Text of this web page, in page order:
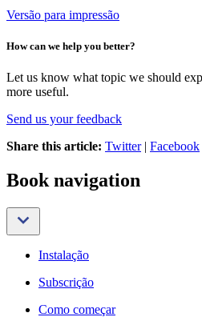
Versão para impressão
How can we help you better?
Let us know what topic we should
more useful.
Send us your feedback
Share this article: Twitter| Facebook
Book navigation
Instalação
Subscrição
Como começar